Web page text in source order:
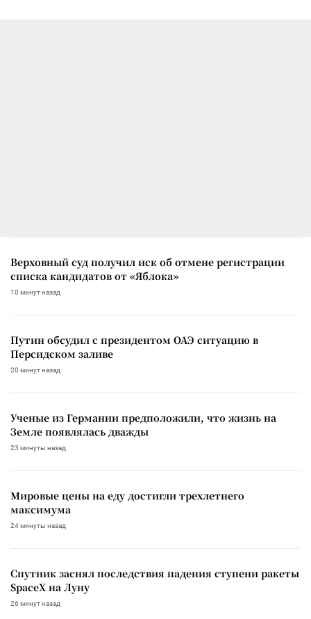
Верховный суд получил иск об отмене регистрации
списка кандидатов от «Яблока»
10 минут назад
Путин обсудил с президентом ОАЭ ситуацию в
Персидском заливе
20 минут назад
Ученые из Германии предположили, что жизнь на
Земле появлялась дважды
23 минуты назад
Мировые цены на еду достигли трехлетнего
максимума
24 минуты назад
Спутник заснял последствия падения ступени ракеты
SpaceX на Луну
26 минут назад